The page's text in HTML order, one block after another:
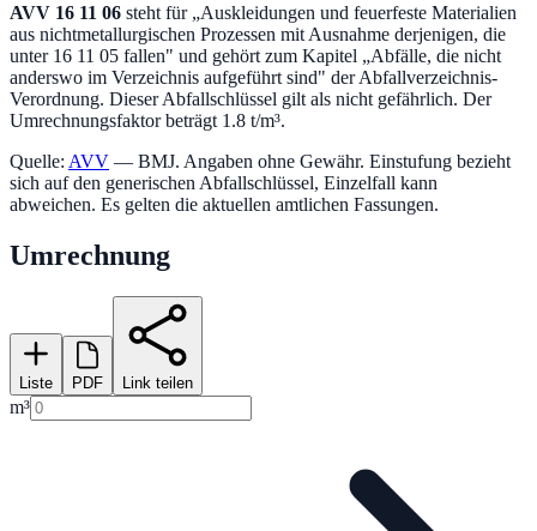
AVV 16 11 06 steht für „Auskleidungen und feuerfeste Materialien
aus nichtmetallurgischen Prozessen mit Ausnahme derjenigen, die
unter 16 11 05 fallen" und gehört zum Kapitel „Abfälle, die nicht
anderswo im Verzeichnis aufgeführt sind" der Abfallverzeichnis-
Verordnung. Dieser Abfallschlüssel gilt als nicht gefährlich. Der
Umrechnungsfaktor beträgt 1.8 t/m³.
Quelle: AVV — BMJ. Angaben ohne Gewähr. Einstufung bezieht
sich auf den generischen Abfallschlüssel, Einzelfall kann
abweichen. Es gelten die aktuellen amtlichen Fassungen.
Umrechnung
Liste PDF Link teilen
m³